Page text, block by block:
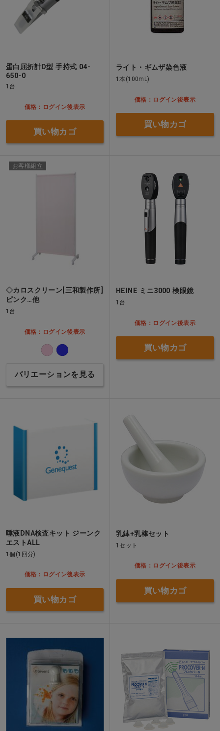
蛋白屈折計D型 手持式 04-
650-0
1台
価格：ログイン後表示
買い物カゴ
ライト・ギムザ染色液
1本(100mL)
価格：ログイン後表示
買い物カゴ
お客様組立
◇カロスクリーン[三和製作所]
ピンク…他
1台
価格：ログイン後表示
バリエーションを見る
HEINE ミニ3000 検眼鏡
1台
価格：ログイン後表示
買い物カゴ
唾液DNA検査キット ジーンク
エストALL
1個(1回分)
価格：ログイン後表示
買い物カゴ
乳鉢+乳棒セット
1セット
価格：ログイン後表示
買い物カゴ